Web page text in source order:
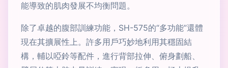
能導致的肌肉發展不均衡問題。
除了卓越的腹部訓練功能，SH-575的“多功能”還體
現在其擴展性上。許多用戶巧妙地利用其穩固結
構，輔以啞鈴等配件，進行背部拉伸、俯身劃船、